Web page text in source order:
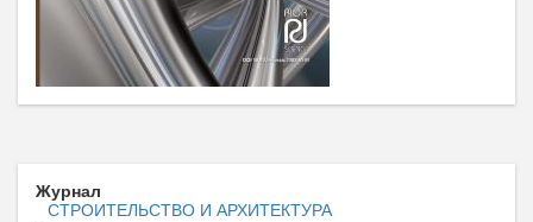
Журнал
СТРОИТЕЛЬСТВО И АРХИТЕКТУРА